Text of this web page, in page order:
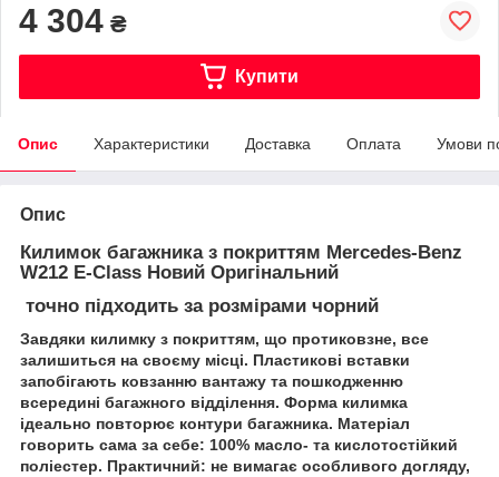
4 304 ₴
Купити
Опис Характеристики Доставка Оплата Умови
Опис
Килимок багажника з покриттям Mercedes-Benz
W212 E-Class Новий Оригінальний
точно підходить за розмірами чорний
Завдяки килимку з покриттям, що протиковзне, все
залишиться на своєму місці. Пластикові вставки
запобігають ковзанню вантажу та пошкодженню
всередині багажного відділення. Форма килимка
ідеально повторює контури багажника. Матеріал
говорить сама за себе: 100% масло- та кислотостійкий
поліестер. Практичний: не вимагає особливого догляду,